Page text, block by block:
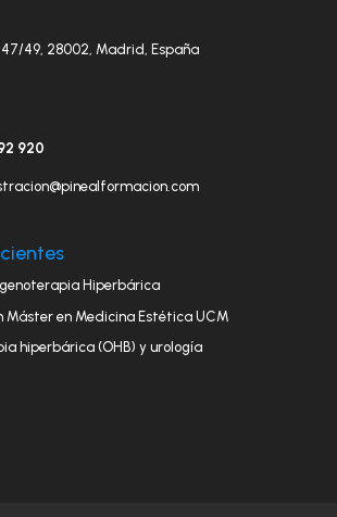
49, 28002, Madrid, España
920
Hiperbárica
Máster en Medicina Estética UCM
hiperbárica (OHB) y urología